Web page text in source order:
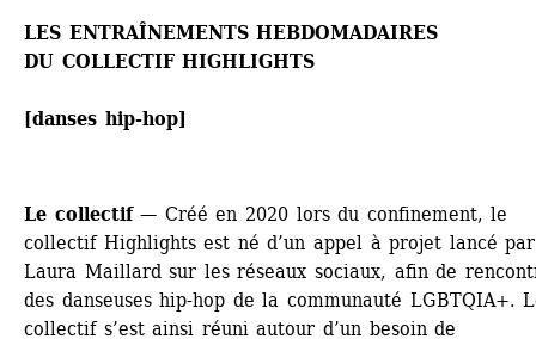
LES ENTRAÎNEMENTS HEBDOMADAIRES
DU COLLECTIF HIGHLIGHTS
[danses hip-hop]
Le collectif— Créé en 2020 lors du confinement, le
collectif Highlights est né d’un appel à projet lancé par
Laura Maillard sur les réseaux sociaux, afin de
des danseuses hip-hop de la communauté LGBTQIA+.
collectif s’est ainsi réuni autour d’un besoin de